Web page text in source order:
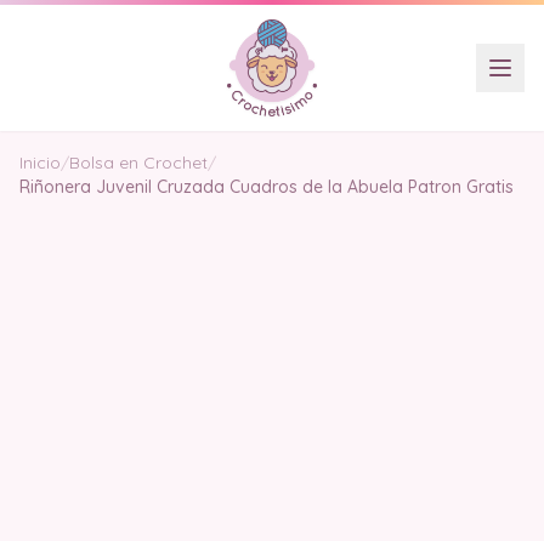
Inicio/Bolsa en Crochet/
Riñonera Juvenil Cruzada Cuadros de la Abuela Patron Gratis